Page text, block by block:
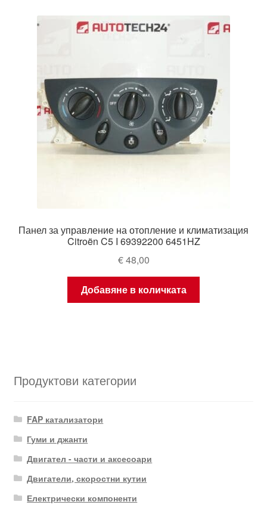
Панел за управление на отопление и климатизация
Citroën C5 I 69392200 6451HZ
€48,00
Добавяне в количката
Продуктови категории
FAP катализатори
Гуми и джанти
Двигател - части и аксесоари
Двигатели, скоростни кутии
Електрически компоненти